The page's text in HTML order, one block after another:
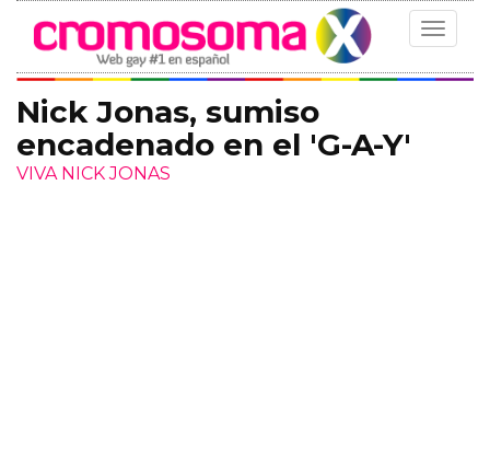
Toggle
Nick Jonas, sumiso
encadenado en el 'G-A-Y'
VIVA NICK JONAS